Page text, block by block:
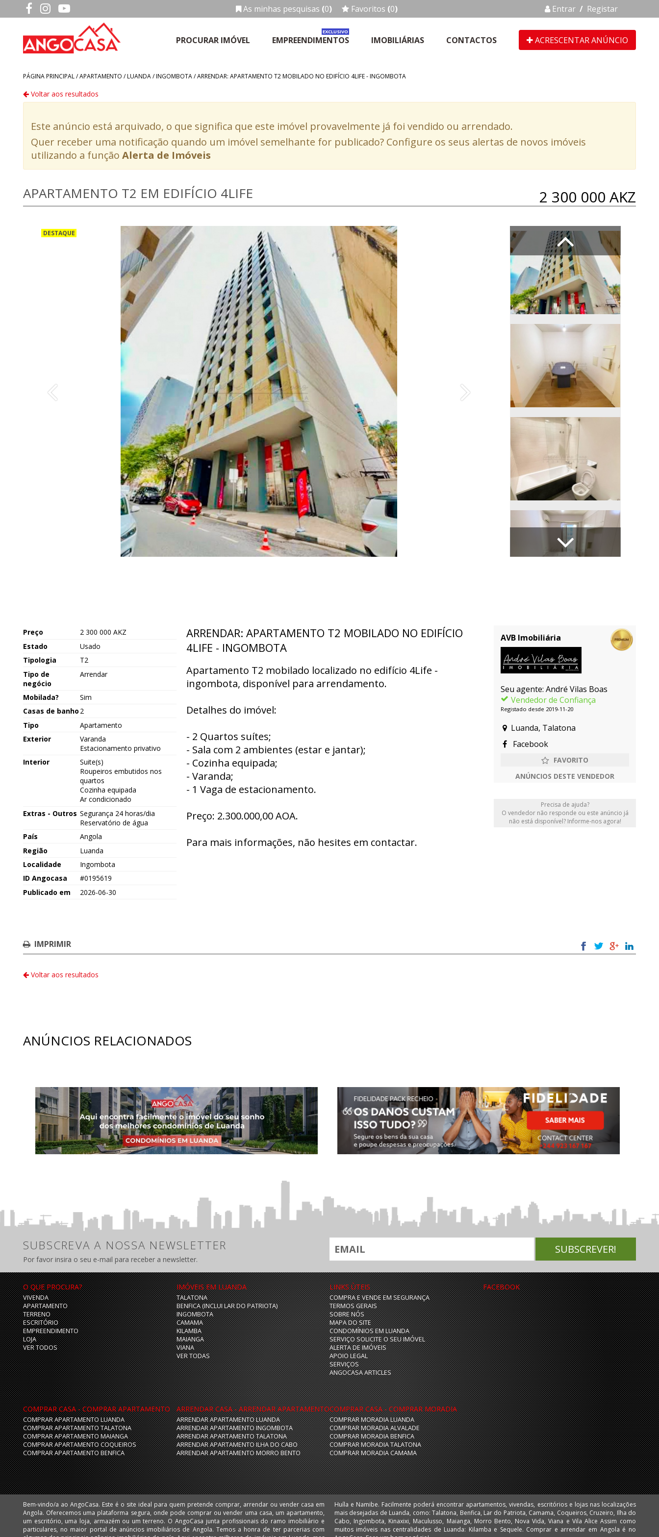
As minhas pesquisas (0) Favoritos (0) Entrar / Registar
PROCURAR IMÓVEL EMPREENDIMENTOS
EXCLUSIVO
IMOBILIÁRIAS CONTACTOS ACRESCENTAR ANÚNCIO
PÁGINA PRINCIPAL /APARTAMENTO /LUANDA/INGOMBOTA/ARRENDAR: APARTAMENTO T2 MOBILADO NO EDIFÍCIO 4LIFE - INGOMBOTA
Voltar aos resultados
Este anúncio está arquivado, o que significa que este imóvel provavelmente já foi vendido ou arrendado.
Quer receber uma notificação quando um imóvel semelhante for publicado? Configure os seus alertas de novos imóveis
utilizando a função Alerta de Imóveis
2 300 000 AKZ
APARTAMENTO T2 EM EDIFÍCIO 4LIFE
Preço
2 300 000 AKZ
Estado
Usado
Tipologia
T2
Tipo de
negócio
Arrendar
Mobilada?
Sim
Casas de banho 2
Tipo
Apartamento
Exterior
Varanda
Estacionamento privativo
Interior
Suite(s)
Roupeiros embutidos nos
quartos
Cozinha equipada
Ar condicionado
Extras - Outros Segurança 24 horas/dia
Reservatório de água
País
Angola
Região
Luanda
Localidade
Ingombota
ID Angocasa
#0195619
Publicado em
2026-06-30
ARRENDAR: APARTAMENTO T2 MOBILADO NO EDIFÍCIO
4LIFE - INGOMBOTA
Apartamento T2 mobilado localizado no edifício 4Life -
ingombota, disponível para arrendamento.
Detalhes do imóvel:
- 2 Quartos suítes;
- Sala com 2 ambientes (estar e jantar);
- Cozinha equipada;
- Varanda;
- 1 Vaga de estacionamento.
Preço: 2.300.000,00 AOA.
Para mais informações, não hesites em contactar.
AVB Imobiliária
Seu agente: André Vilas Boas
Vendedor de Confiança
Registado desde 2019-11-20
Luanda, Talatona
Facebook
ANÚNCIOS DESTE VENDEDOR
Precisa de ajuda?
O vendedor não responde ou este anúncio já
não está disponível? Informe-nos agora!
IMPRIMIR
Voltar aos resultados
ANÚNCIOS RELACIONADOS
SUBSCREVA A NOSSA NEWSLETTER
Por favor insira o seu e-mail para receber a newsletter.
O QUE PROCURA?
VIVENDA
APARTAMENTO
TERRENO
ESCRITÓRIO
EMPREENDIMENTO
LOJA
VER TODOS
IMÓVEIS EM LUANDA
TALATONA
BENFICA (INCLUI LAR DO PATRIOTA)
INGOMBOTA
CAMAMA
KILAMBA
MAIANGA
VIANA
VER TODAS
LINKS ÙTEIS
COMPRA E VENDE EM SEGURANÇA
TERMOS GERAIS
SOBRE NÓS
MAPA DO SITE
CONDOMÍNIOS EM LUANDA
SERVIÇO SOLICITE O SEU IMÓVEL
ALERTA DE IMÓVEIS
APOIO LEGAL
SERVIÇOS
ANGOCASA ARTICLES
FACEBOOK
COMPRAR CASA - COMPRAR APARTAMENTO
COMPRAR APARTAMENTO LUANDA
COMPRAR APARTAMENTO TALATONA
COMPRAR APARTAMENTO MAIANGA
COMPRAR APARTAMENTO COQUEIROS
COMPRAR APARTAMENTO BENFICA
ARRENDAR CASA - ARRENDAR APARTAMENTO
ARRENDAR APARTAMENTO LUANDA
ARRENDAR APARTAMENTO INGOMBOTA
ARRENDAR APARTAMENTO TALATONA
ARRENDAR APARTAMENTO ILHA DO CABO
ARRENDAR APARTAMENTO MORRO BENTO
COMPRAR CASA - COMPRAR MORADIA
COMPRAR MORADIA LUANDA
COMPRAR MORADIA ALVALADE
COMPRAR MORADIA BENFICA
COMPRAR MORADIA TALATONA
COMPRAR MORADIA CAMAMA
Bem-vindo/a ao AngoCasa. Este é o site ideal para quem pretende comprar, arrendar ou vender casa em
Angola. Oferecemos uma plataforma segura, onde pode comprar ou vender uma casa, um apartamento,
um escritório, uma loja, armazém ou um terreno. O AngoCasa junta profissionais do ramo imobiliário e
particulares, no maior portal de anúncios imobiliários de Angola. Temos a honra de ter parcerias com
Huíla e Namibe. Facilmente poderá encontrar apartamentos, vivendas, escritórios e lojas nas localizações
mais desejadas de Luanda, como: Talatona, Benfica, Lar do Patriota, Camama, Coqueiros, Cruzeiro, Ilha do
Cabo, Ingombota, Kinaxixi, Maculusso, Maianga, Morro Bento, Nova Vida, Viana e Vila Alice Assim como
muitos imóveis nas centralidades de Luanda: Kilamba e Sequele. Comprar e arrendar em Angola é no